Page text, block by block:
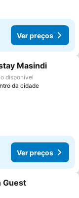
Ver preços
favoritos
Masindi
disponível
da cidade
Ver preços
favoritos
Guest